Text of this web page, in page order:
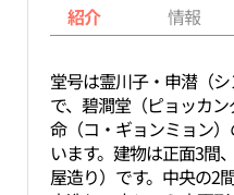
紹介 情報
堂号は霊川子・申潜（
で、碧澗堂（ピョッカ
命（コ・ギョンミョン
います。建物は正面3間
屋造り）です。中央の2